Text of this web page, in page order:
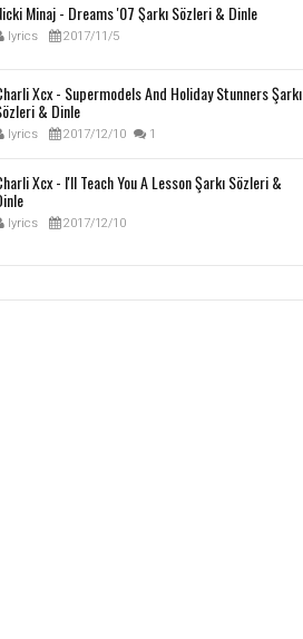
Minaj - Dreams '07 Şarkı Sözleri & Dinle
lyrics 2017/11/5
Xcx - Supermodels And Holiday Stunners Şarkı
& Dinle
lyrics 2017/12/10 1
Xcx - I'll Teach You A Lesson Şarkı Sözleri &
lyrics 2017/12/10